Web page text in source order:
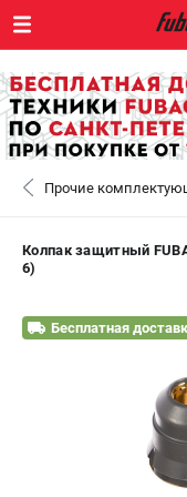
+7 (8112) 59-10-
+7 (812) 317-60-
САНКТ-
0 ₽
Прочие
Колпак защитный
6)
Бесплатная